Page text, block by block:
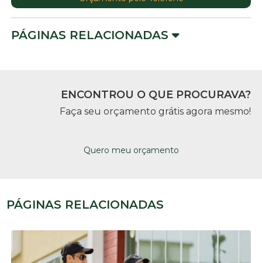
PÁGINAS RELACIONADAS
ENCONTROU O QUE PROCURAVA?
Faça seu orçamento grátis agora mesmo!
Quero meu orçamento
PÁGINAS RELACIONADAS